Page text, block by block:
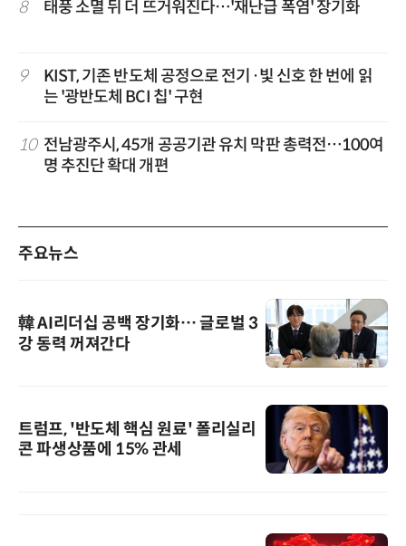
8 태풍 소멸 뒤 더 뜨거워진다…'재난급 폭염' 장기화
9
KIST, 기존 반도체 공정으로 전기·빛 신호 한 번에 읽
는 '광반도체 BCI 칩' 구현
10 전남광주시, 45개 공공기관 유치 막판 총력전…100여
명 추진단 확대 개편
주요뉴스
韓 AI리더십 공백 장기화… 글로벌 3
강 동력 꺼져간다
트럼프, '반도체 핵심 원료' 폴리실리
콘 파생상품에 15% 관세